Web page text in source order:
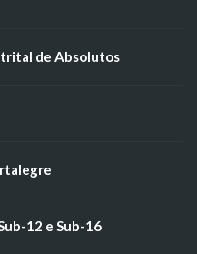
de Absolutos
12 e Sub-16